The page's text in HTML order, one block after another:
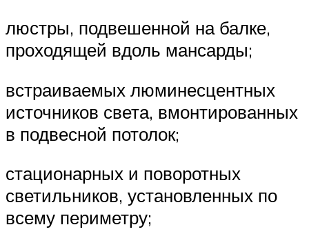
люстры, подвешенной на балке,
проходящей вдоль мансарды;
встраиваемых люминесцентных
источников света, вмонтированных
в подвесной потолок;
стационарных и поворотных
светильников, установленных по
всему периметру;